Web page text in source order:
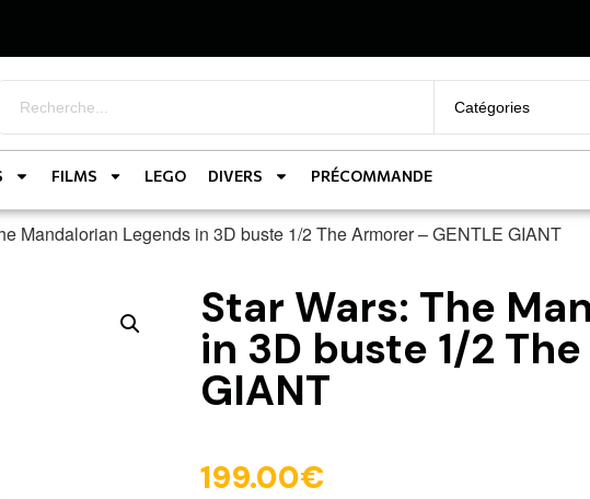
FILMS LEGO DIVERS PRÉCOMMANDE
Mandalorian Legends in 3D buste 1/2 The Armorer – GENTLE GIANT
Star Wars: The
in 3D buste 1/2
GIANT
199.00€